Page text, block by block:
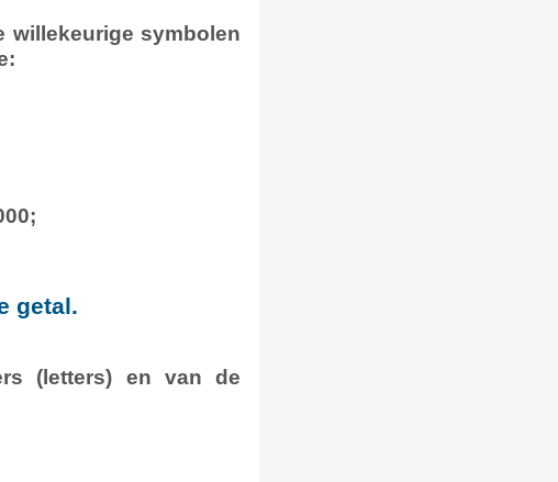
willekeurige symbolen
getal.
(letters) en van de